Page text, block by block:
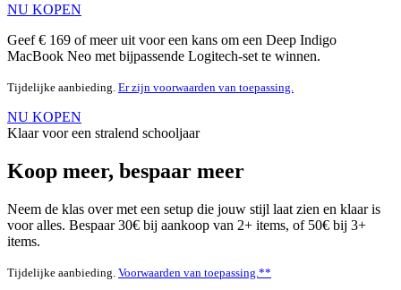
NU KOPEN
Geef € 169 of meer uit voor een kans om een Deep Indigo
MacBook Neo met bijpassende Logitech-set te winnen.
Tijdelijke aanbieding. Er zijn voorwaarden van toepassing.
NU KOPEN
Klaar voor een stralend schooljaar
Koop meer, bespaar meer
Neem de klas over met een setup die jouw stijl laat zien en klaar is
voor alles. Bespaar 30€ bij aankoop van 2+ items, of 50€ bij 3+
items.
Tijdelijke aanbieding. Voorwaarden van toepassing.**